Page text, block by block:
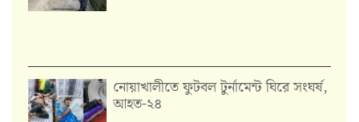
নোয়াখালীতে ফুটবল টুর্নামেন্ট ঘিরে সংঘর্ষ,
আহত-২৪